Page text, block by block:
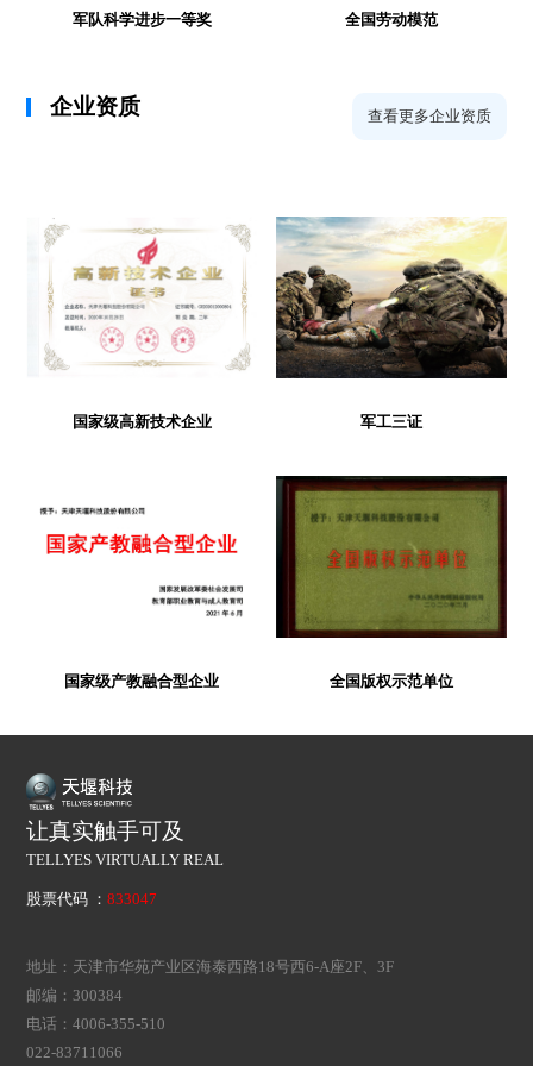
军队科学进步一等奖 全国劳动模范
企业资质 查看更多企业资质
国家级高新技术企业 军工三证
国家级产教融合型企业 全国版权示范单位
让真实触手可及
TELLYES VIRTUALLY REAL
股票代码 ：833047
地址：天津市华苑产业区海泰西路18号西6-A座2F、3F
邮编：300384
电话：4006-355-510
022-83711066